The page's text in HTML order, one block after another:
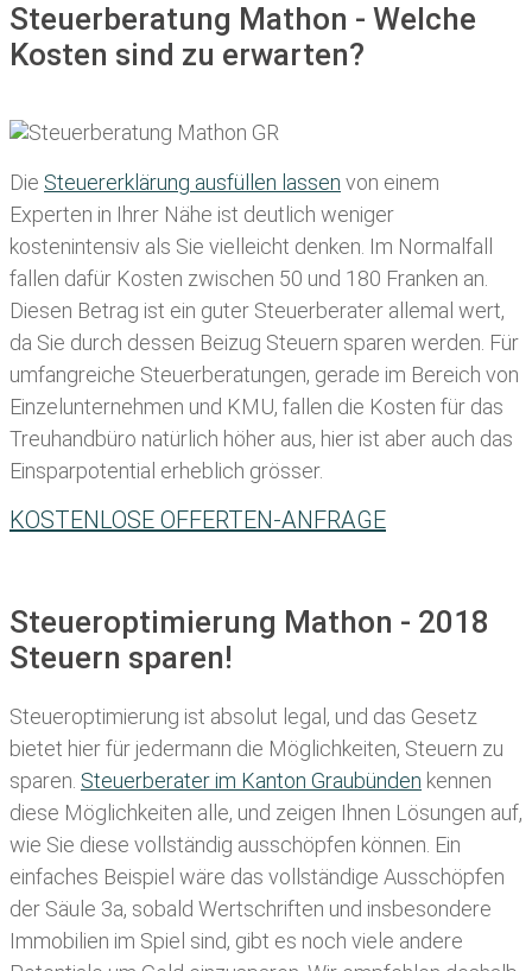
Steuerberatung Mathon - Welche
Kosten sind zu erwarten?
Die Steuererklärung ausfüllen lassen von einem
Experten in Ihrer Nähe ist deutlich weniger
kostenintensiv als Sie vielleicht denken. Im Normalfall
fallen dafür Kosten zwischen 50 und 180 Franken an.
Diesen Betrag ist ein guter Steuerberater allemal wert,
da Sie durch dessen Beizug Steuern sparen werden. Für
umfangreiche Steuerberatungen, gerade im Bereich von
Einzelunternehmen und KMU, fallen die Kosten für das
Treuhandbüro natürlich höher aus, hier ist aber auch das
Einsparpotential erheblich grösser.
KOSTENLOSE OFFERTEN-ANFRAGE
Steueroptimierung Mathon - 2018
Steuern sparen!
Steueroptimierung ist absolut legal, und das Gesetz
bietet hier für jedermann die Möglichkeiten, Steuern zu
sparen. Steuerberater im K anton Graubünden kennen
diese Möglichkeiten alle, und zeigen Ihnen Lösungen auf,
wie Sie diese vollständig ausschöpfen können. Ein
einfaches Beispiel wäre das vollständige Ausschöpfen
der Säule 3a, sobald Wertschriften und insbesondere
Immobilien im Spiel sind, gibt es noch viele andere